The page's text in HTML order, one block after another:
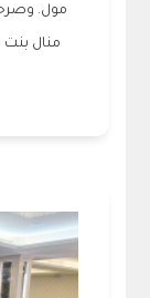
مول.
منال بنت